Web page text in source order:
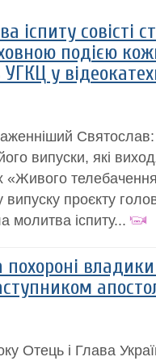
іспиту совісті
подією
у
випуски, які
«Живого
проєкту
молитва іспиту...
похороні
Отець і Глава